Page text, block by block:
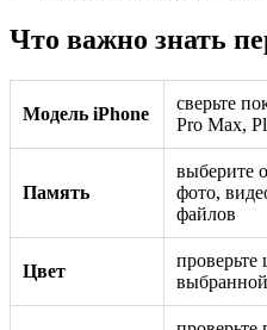
Что важно знать
Модель iPhone
сверьте
Pro Max,
Память
выберите
фото,
файлов
Цвет
проверьте